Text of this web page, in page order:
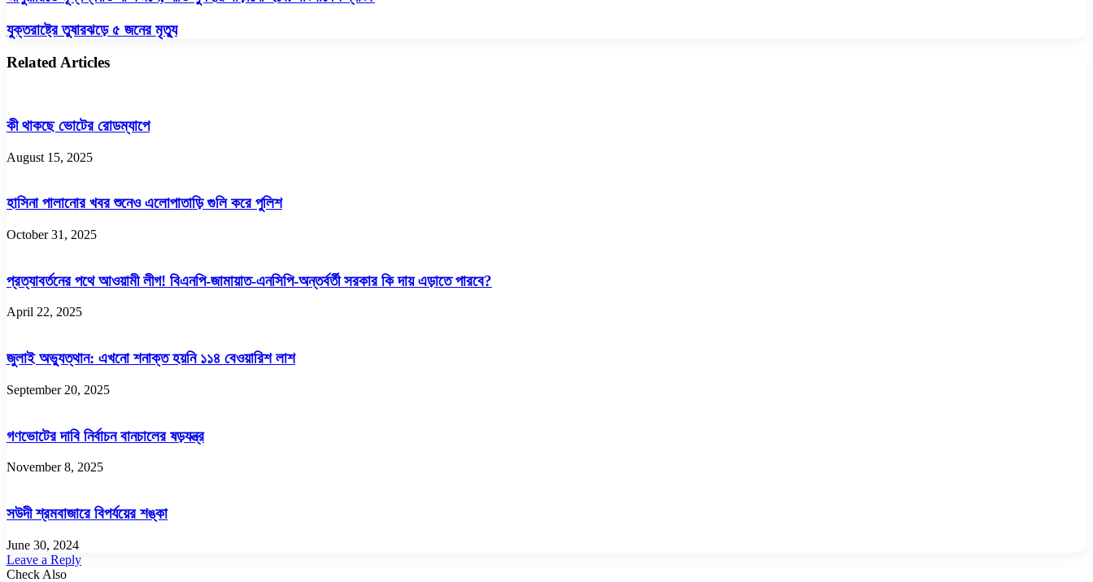
মূল্যস্ফীতি
না
কমলে,
সুদহার
ব্যাংক
যুক্তরাষ্ট্রে
তুষারঝড়ে
৫
জনের
যুক্তরাষ্ট্রে তুষারঝড়ে ৫ জনের মৃত্যু
Related Articles
কী থাকছে ভোটের রোডম্যাপে
August 15, 2025
হাসিনা পালানোর খবর শুনেও এলোপাতাড়ি গুলি করে পুলিশ
October 31, 2025
প্রত্যাবর্তনের পথে আওয়ামী লীগ! বিএনপি-জামায়াত-এনসিপি-অন্তর্বর্তী সরকার কি দায় এড়াতে পারবে?
April 22, 2025
জুলাই অভ্যুত্থান: এখনো শনাক্ত হয়নি ১১৪ বেওয়ারিশ লাশ
September 20, 2025
গণভোটের দাবি নির্বাচন বানচালের ষড়যন্ত্র
November 8, 2025
সউদী শ্রমবাজারে বিপর্যয়ের শঙ্কা
June 30, 2024
Leave a Reply
Check Also